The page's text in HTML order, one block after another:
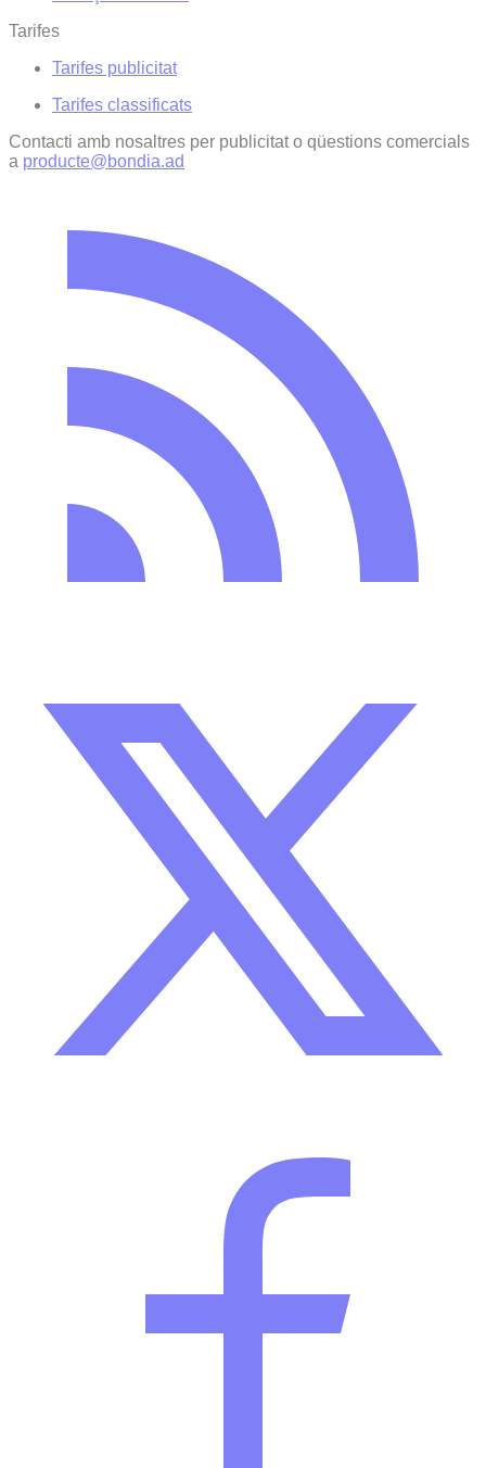
Tarifes
Tarifes publicitat
Tarifes classificats
Contacti amb nosaltres per publicitat o qüestions comercials
a producte@bondia.ad